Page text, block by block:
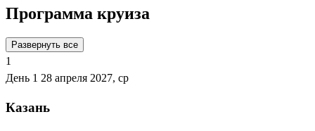
Программа круиза
Развернуть все
1
День 1 28 апреля 2027, ср
Казань